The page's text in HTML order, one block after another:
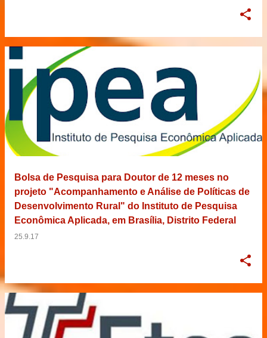
Bolsa de Pesquisa para Doutor de 12 meses no
projeto "Acompanhamento e Análise de Políticas de
Desenvolvimento Rural" do Instituto de Pesquisa
Econômica Aplicada, em Brasília, Distrito Federal
25.9.17